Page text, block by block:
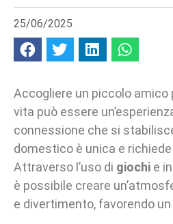
25/06/2025
Accogliere un piccolo amico
vita può essere
connessione che si
domestico è unica e
Attraverso l’uso di giochi e
è possibile creare
e divertimento, favorendo